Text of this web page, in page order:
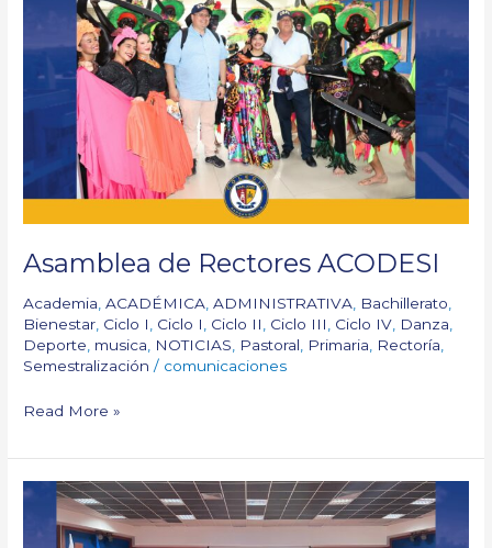
Asamblea de Rectores ACODESI
Academia ,ACADÉMICA ,ADMINISTRATIVA Bachillerato
Bienestar Ciclo I Ciclo I Ciclo II Ciclo III Ciclo IV Danza
Deporte musica NOTICIAS Pastoral Primaria Rectoría
Semestralización / comunicaciones
Rectores
ACODESI
Read More »
Encuentro
Jardines